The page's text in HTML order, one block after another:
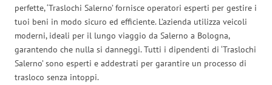
perfette, ‘Traslochi Salerno’ fornisce operatori esperti per gestire i
tuoi beni in modo sicuro ed efficiente. L’azienda utilizza veicoli
moderni, ideali per il lungo viaggio da Salerno a Bologna,
garantendo che nulla si danneggi. Tutti i dipendenti di ‘Traslochi
Salerno’ sono esperti e addestrati per garantire un processo di
trasloco senza intoppi.